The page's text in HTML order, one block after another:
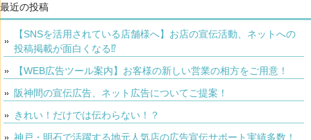
最近の投稿
【SNSを活用されている店舗様へ】お店の宣伝活動、ネットへの
投稿掲載が面白くなる⁉
【WEB広告ツール案内】お客様の新しい営業の相方をご用意！
阪神間の宣伝広告、ネット広告についてご提案！
きれい！だけでは伝わらない！？
神戸・明石で活躍する地元人気店の広告宣伝サポート実績多数！